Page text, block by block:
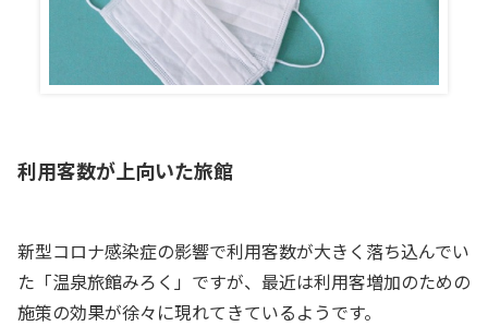
利用客数が上向いた旅館
新型コロナ感染症の影響で利用客数が大きく落ち込んでい
た「温泉旅館みろく」ですが、最近は利用客増加のための
施策の効果が徐々に現れてきているようです。